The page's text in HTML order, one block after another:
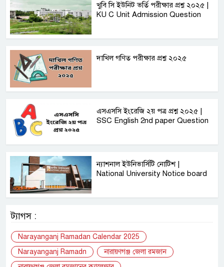
খুবি সি ইউনিট ভর্তি পরীক্ষার প্রশ্ন ২০২৫ |
KU C Unit Admission Question
দাখিল গণিত পরীক্ষার প্রশ্ন ২০২৫
এসএসসি ইংরেজি ২য় পত্র প্রশ্ন ২০২৫ |
SSC English‌ 2nd paper Question
ন্যাশনাল ইউনিভার্সিটি নোটিশ |
National University Notice board
ট্যাগস :
Narayanganj Ramadan Calendar 2025
Narayanganj Ramadn
নারায়ণগঞ্জ জেলা রমজান